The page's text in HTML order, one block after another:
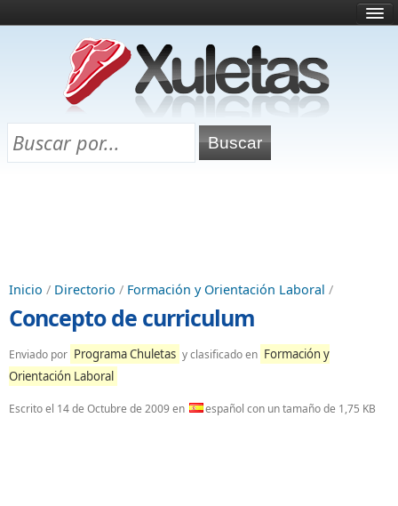
¿Qué es esto?
Directorio
Chuletas para exámenes
Inicio / Directorio / Formación y Orientación Laboral /
Concepto de curriculum
Enviado por Programa Chuletas y clasificado en Formación y
Orientación Laboral
Escrito el 14 de Octubre de 2009en español con un tamaño de 1,75 KB